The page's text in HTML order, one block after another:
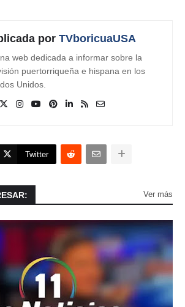
por TVboricuaUSA
web dedicada a informar sobre la
puertorriqueña e hispana en los
Unidos.
Twitter
Ver más